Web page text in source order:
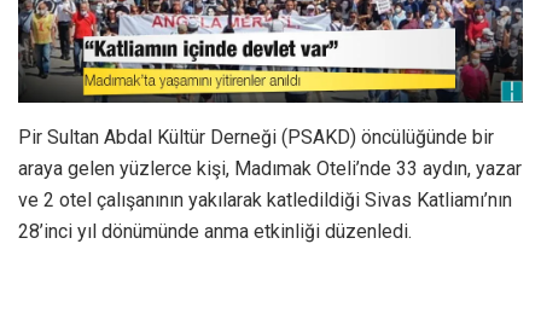
Pir Sultan Abdal Kültür Derneği (PSAKD) öncülüğünde bir
araya gelen yüzlerce kişi, Madımak Oteli’nde 33 aydın, yazar
ve 2 otel çalışanının yakılarak katledildiği Sivas Katliamı’nın
28’inci yıl dönümünde anma etkinliği düzenledi.